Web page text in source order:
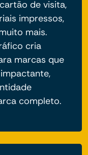
de visita,
impressos,
mais.
cria
marcas que
completo.